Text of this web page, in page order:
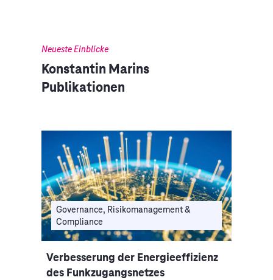
Neueste Einblicke
Konstantin Marins
Publikationen
Governance, Risikomanagement &
Compliance
Verbesserung der Energieeffizienz
des Funkzugangsnetzes